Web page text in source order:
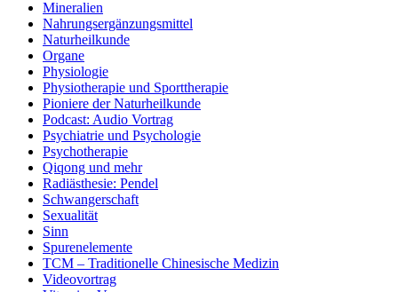
Mineralien
Nahrungsergänzungsmittel
Naturheilkunde
Organe
Physiologie
Physiotherapie und Sporttherapie
Pioniere der Naturheilkunde
Podcast: Audio Vortrag
Psychiatrie und Psychologie
Psychotherapie
Qiqong und mehr
Radiästhesie: Pendel
Schwangerschaft
Sexualität
Sinn
Spurenelemente
TCM – Traditionelle Chinesische Medizin
Videovortrag